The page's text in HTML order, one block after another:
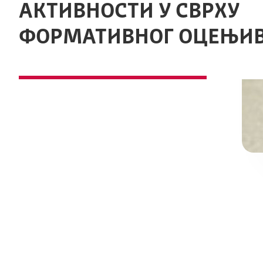
АКТИВНОСТИ У СВРХУ
ФОРМАТИВНОГ